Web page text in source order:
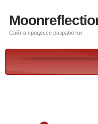
Сайт в процессе разработки